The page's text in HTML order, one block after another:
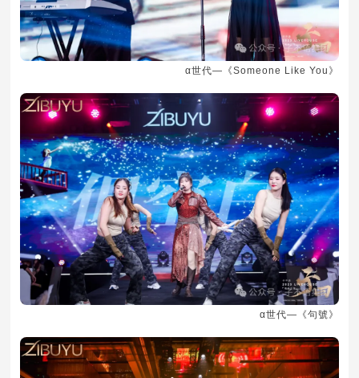
α世代—《Someone Like You》
α世代—《句號》